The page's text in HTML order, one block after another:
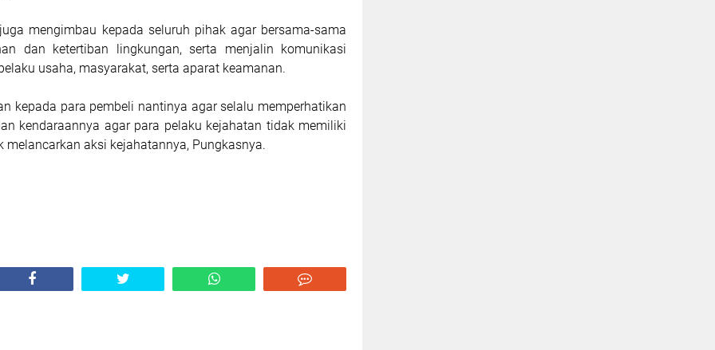
mengimbau kepada seluruh pihak agar bersama-sama
dan ketertiban lingkungan, serta menjalin komunikasi
usaha, masyarakat, serta aparat keamanan.
kepada para pembeli nantinya agar selalu memperhatikan
kendaraannya agar para pelaku kejahatan tidak memiliki
melancarkan aksi kejahatannya, Pungkasnya.